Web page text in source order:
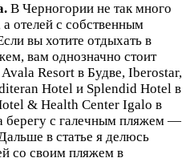
В Черногории не так много
отелей с собственным
вы хотите отдыхать в
вам однозначно стоит
Resort в Будве, Iberostar,
Hotel и Splendid Hotel в
& Health Center Igalo в
берегу с галечным пляжем —
в статье я делюсь
со своим пляжем в